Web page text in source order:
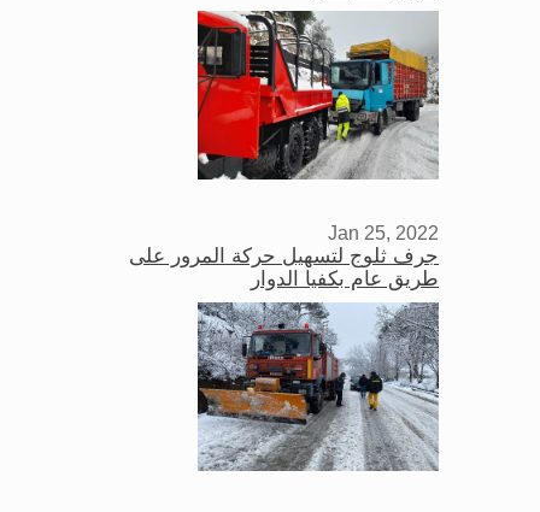
Jan 25, 2022
جرف ثلوج لتسهيل حركة المرور على
طريق عام بكفيا الدوار